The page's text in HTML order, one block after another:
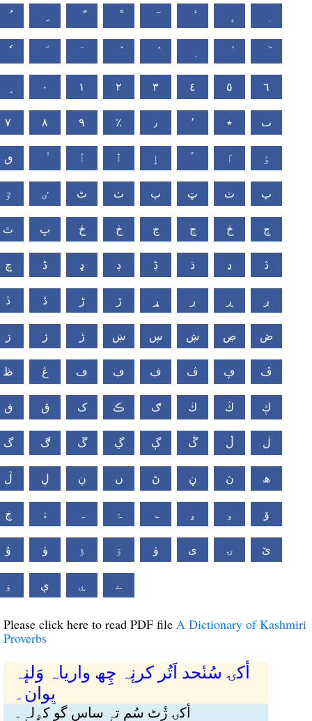
٠ ١ ٢ ٣ ٤ ٥ ٦
٧ ٨ ٩ ٪ ٫ ٬ ٭ ٮ
ٯ ٱ ٲ ٳ ٴ ٵ ٶ
ٷ ٸ ٹ ٺ ٻ ټ ٽ پ
ٿ ڀ ځ ڂ ڃ ڄ څ چ
ڇ ڈ ډ ڊ ڋ ڌ ڍ ڎ
ڏ ڐ ڑ ڒ ړ ڔ ڕ ږ
ڗ ژ ڙ ښ ڛ ڜ ڝ ڞ
ڟ ڠ ڡ ڢ ڣ ڤ ڥ ڦ
ڧ ڨ ک ڪ ګ ڬ ڭ ڮ
گ ڰ ڱ ڲ ڳ ڴ ڵ ڶ
ڷ ڸ ڹ ں ڻ ڼ ڽ ھ
ڿ ۀ ۂ ۃ ۄ ۅ ۆ
ۇ ۈ ۉ ۊ ۋ ی ۍ ێ
ۏ ې ۑ ے
Please click here to read PDF file A Dictionary of Kashmiri
Proverbs
أکۍ سُنٔحد اَتُر کرنٕہ چِھ واریاہ وَلنٕہ
یِوان۔
أکۍ ژٔٹ سُم تہٕ ساس گو کۄلہٕ۔